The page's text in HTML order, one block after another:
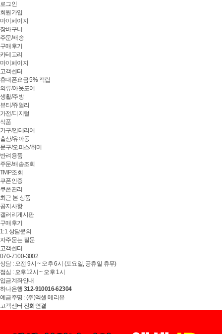
로그인
회원가입
마이페이지
장바구니
주문/배송
구매후기
카테고리
마이페이지
고객센터
휴대폰요금 5% 적립
의류/아웃도어
생활/주방
뷰티/쥬얼리
가전/디지털
식품
가구/인테리어
출산/유아동
문구/오피스/취미
반려용품
주문/배송조회
TMP조회
쿠폰인증
쿠폰관리
최근 본 상품
공지사항
갤러리게시판
구매후기
1:1 상담문의
자주묻는 질문
고객센터
070-7100-3002
상담 : 오전 9시 ~ 오후 6시 (토요일, 공휴일 휴무)
점심 : 오후12시 ~ 오후 1시
입금계좌안내
하나은행 312-910016-62304
예금주명 : (주)엑셀 메리유
고객센터 전화연결